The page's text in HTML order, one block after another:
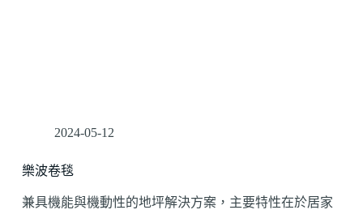
2024-05-12
樂波卷毯
兼具機能與機動性的地坪解決方案，主要特性在於居家